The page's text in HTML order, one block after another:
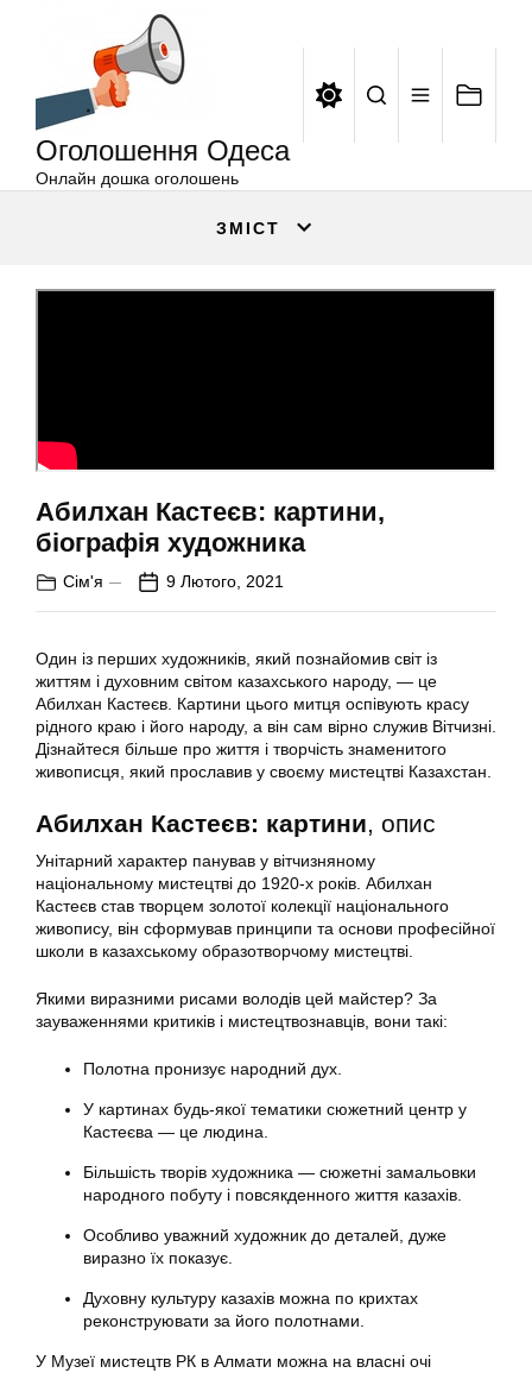
Оголошення Одеса
Онлайн дошка оголошень
ЗМІСТ
Абилхан Кастеєв: картини,
біографія художника
Сім'я 9 Лютого, 2021
Один із перших художників, який познайомив світ із
життям і духовним світом казахського народу, — це
Абилхан Кастеєв. Картини цього митця оспівують красу
рідного краю і його народу, а він сам вірно служив Вітчизні.
Дізнайтеся більше про життя і творчість знаменитого
живописця, який прославив у своєму мистецтві Казахстан.
Абилхан Кастеєв: картини, опис
Унітарний характер панував у вітчизняному
національному мистецтві до 1920-х років. Абилхан
Кастеєв став творцем золотої колекції національного
живопису, він сформував принципи та основи професійної
школи в казахському образотворчому мистецтві.
Якими виразними рисами володів цей майстер? За
зауваженнями критиків і мистецтвознавців, вони такі:
Полотна пронизує народний дух.
У картинах будь-якої тематики сюжетний центр у
Кастеєва — це людина.
Більшість творів художника — сюжетні замальовки
народного побуту і повсякденного життя казахів.
Особливо уважний художник до деталей, дуже
виразно їх показує.
Духовну культуру казахів можна по крихтах
реконструювати за його полотнами.
У Музеї мистецтв РК в Алмати можна на власні очі